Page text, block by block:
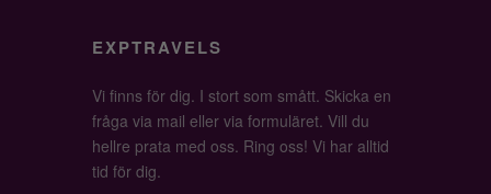
EXPTRAVELS
Vi finns för dig. I stort som smått. Skicka en
fråga via mail eller via formuläret. Vill du
hellre prata med oss. Ring oss! Vi har alltid
tid för dig.